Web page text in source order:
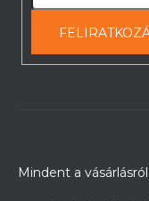
Mindent a vásárlásról